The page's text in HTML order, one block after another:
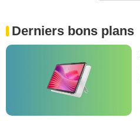
Derniers bons plans